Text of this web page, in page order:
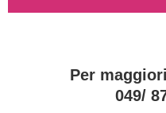
Per
049/